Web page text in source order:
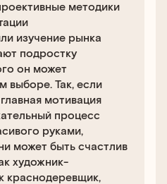
методики
изучение рынка
подростку
он может
выборе. Так, если
мотивация
процесс
руками,
может быть счастлив
художник-
краснодеревщик,